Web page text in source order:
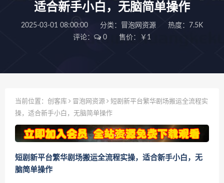
适合新手小白，无脑简单操作
2025-03-01 08:00:00 分类： 冒泡网资源
热度：7.5K
评论：
0 售价：￥1
当前位置： 创客库 冒泡网资源
短剧新平台繁华剧场搬运全流程实
操，适合新手小白，无脑简单操作
短剧新平台繁华剧场搬运全流程实操，适合新手小白，无
脑简单操作